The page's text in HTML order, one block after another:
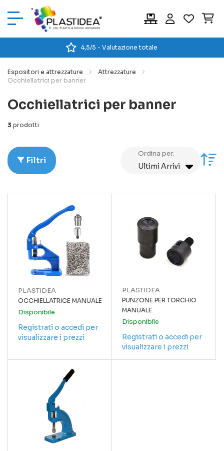
4,5/5 - Valutazione totale
Espositori e attrezzature Attrezzature
Occhiellatrici per banner
Occhiellatrici per banner
3 prodotti
Filtri
Ordina per:
PLASTIDEA
OCCHIELLATRICE MANUALE
Disponibile
Registrati o accedi per
visualizzare i prezzi
PLASTIDEA
PUNZONE PER TORCHIO
MANUALE
Disponibile
Registrati o accedi per
visualizzare i prezzi